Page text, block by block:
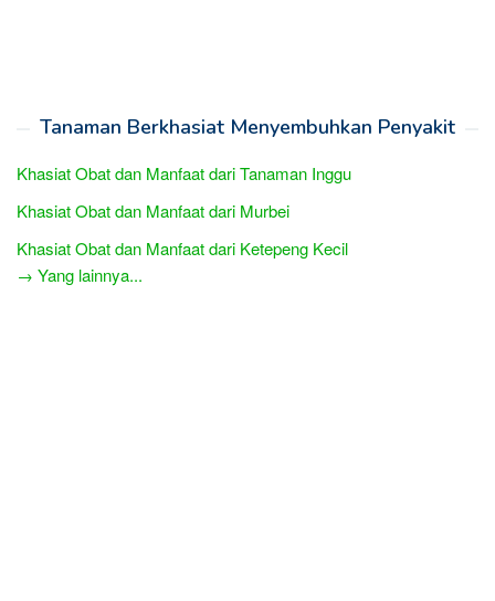
Tanaman Berkhasiat Menyembuhkan Penyakit
Khasiat Obat dan Manfaat dari Tanaman Inggu
Khasiat Obat dan Manfaat dari Murbei
Khasiat Obat dan Manfaat dari Ketepeng Kecil
→ Yang lainnya...